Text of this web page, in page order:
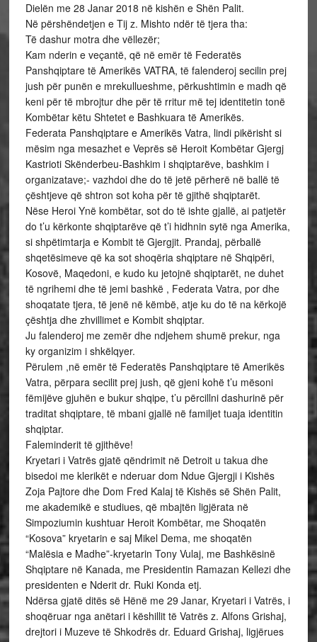
Dielën me 28 Janar 2018 në kishën e Shën Palit.
Në përshëndetjen e Tij z. Mishto ndër të tjera tha:
Të dashur motra dhe vëllezër;
Kam nderin e veçantë, që në emër të Federatës
Panshqiptare të Amerikës VATRA, të falenderoj secilin prej
jush për punën e mrekullueshme, përkushtimin e madh që
keni për të mbrojtur dhe për të rritur më tej identitetin tonë
Kombëtar këtu Shtetet e Bashkuara të Amerikës.
Federata Panshqiptare e Amerikës Vatra, lindi pikërisht si
mësim nga mesazhet e Veprës së Heroit Kombëtar Gjergj
Kastrioti Skënderbeu-Bashkim i shqiptarëve, bashkim i
organizatave;- vazhdoi dhe do të jetë përherë në ballë të
çështjeve që shtron sot koha për të gjithë shqiptarët.
Nëse Heroi Ynë kombëtar, sot do të ishte gjallë, ai patjetër
do t’u kërkonte shqiptarëve që t’i hidhnin sytë nga Amerika,
si shpëtimtarja e Kombit të Gjergjit. Prandaj, përballë
shqetësimeve që ka sot shoqëria shqiptare në Shqipëri,
Kosovë, Maqedoni, e kudo ku jetojnë shqiptarët, ne duhet
të ngrihemi dhe të jemi bashkë , Federata Vatra, por dhe
shoqatate tjera, të jenë në këmbë, atje ku do të na kërkojë
çështja dhe zhvillimet e Kombit shqiptar.
Ju falenderoj me zemër dhe ndjehem shumë prekur, nga
ky organizim i shkëlqyer.
Përulem ,në emër të Federatës Panshqiptare të Amerikës
Vatra, përpara secilit prej jush, që gjeni kohë t’u mësoni
fëmijëve gjuhën e bukur shqipe, t’u përcillni dashurinë për
traditat shqiptare, të mbani gjallë në familjet tuaja identitin
shqiptar.
Faleminderit të gjithëve!
Kryetari i Vatrës gjatë qëndrimit në Detroit u takua dhe
bisedoi me klerikët e nderuar dom Ndue Gjergji i Kishës
Zoja Pajtore dhe Dom Fred Kalaj të Kishës së Shën Palit,
me akademikë e studiues, që mbajtën ligjërata në
Simpoziumin kushtuar Heroit Kombëtar, me Shoqatën
“Kosova” kryetarin e saj Mikel Dema, me shoqatën
“Malësia e Madhe”-kryetarin Tony Vulaj, me Bashkësinë
Shqiptare në Kanada, me Presidentin Ramazan Kellezi dhe
presidenten e Nderit dr. Ruki Konda etj.
Ndërsa gjatë ditës së Hënë me 29 Janar, Kryetari i Vatrës, i
shoqëruar nga anëtari i këshillit të Vatrës z. Alfons Grishaj,
drejtori i Muzeve të Shkodrës dr. Eduard Grishaj, ligjërues